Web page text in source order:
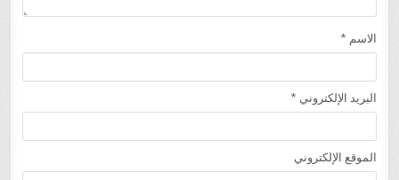
الاسم *
البريد الإلكتروني *
الموقع الإلكتروني